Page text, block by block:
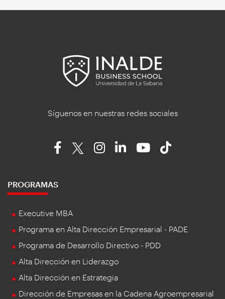
Síguenos en nuestras redes sociales
PROGRAMAS
Executive MBA
Programa en Alta Dirección Empresarial - PADE
Programa de Desarrollo Directivo - PDD
Alta Dirección en Liderazgo
Alta Dirección en Estrategia
Dirección de Empresas en la Cadena Agroempresarial